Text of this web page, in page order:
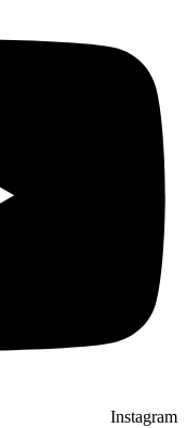
Instagram